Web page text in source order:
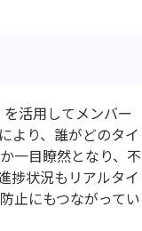
活用してメンバー
より、誰がどのタイ
一目瞭然となり、不
捗状況もリアルタイ
止にもつながってい